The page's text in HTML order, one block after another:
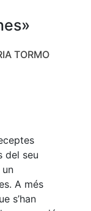
TORMO
del seu
A més
s’han